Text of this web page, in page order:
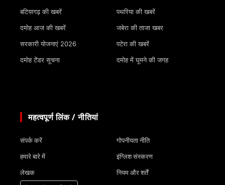
बटियागढ़ की खबरें
दमोह आज की खबरें
सरकारी योजनाएं 2026
दमोह टेंडर सूचना
पथरिया की खबरें
जबेरा की ताजा खबर
पटेरा की खबरें
दमोह में घूमने की जगह
महत्वपूर्ण लिंक / नीतियां
संपर्क करें
हमारे बारे में
लेखक
गोपनीयता नीति
इंग्लिश संस्करण
नियम और शर्तें